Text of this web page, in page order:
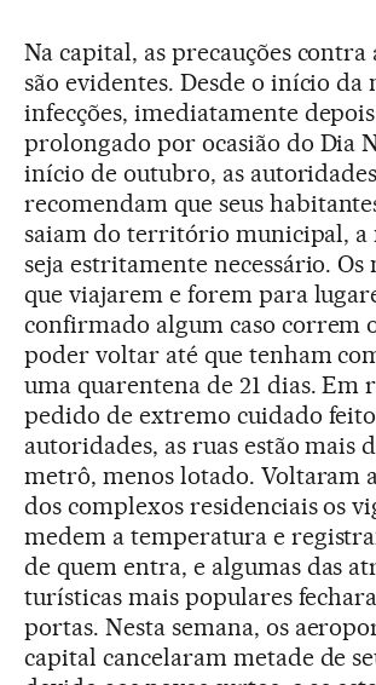
Na capital, as precauções contra
são evidentes. Desde o início da
infecções, imediatamente
prolongado por ocasião do Dia
início de outubro, as
recomendam que seus
saiam do território municipal, a
seja estritamente necessário.
que viajarem e forem para
confirmado algum caso correm
poder voltar até que tenham
uma quarentena de 21 dias. Em
pedido de extremo cuidado
autoridades, as ruas estão mais
metrô, menos lotado. Voltaram
dos complexos residenciais os
medem a temperatura e
de quem entra, e algumas das
turísticas mais populares
portas. Nesta semana, os
capital cancelaram metade de